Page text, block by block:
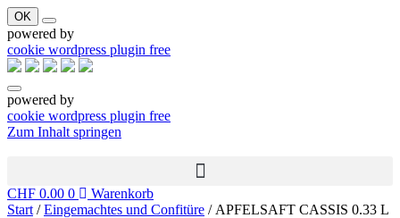
OK
powered by
cookie wordpress plugin free
powered by
cookie wordpress plugin free
Zum Inhalt springen
CHF 0.00 0
Warenkorb
Start /Eingemachtes und Confitüre / APFELSAFT CASSIS 0.33 L